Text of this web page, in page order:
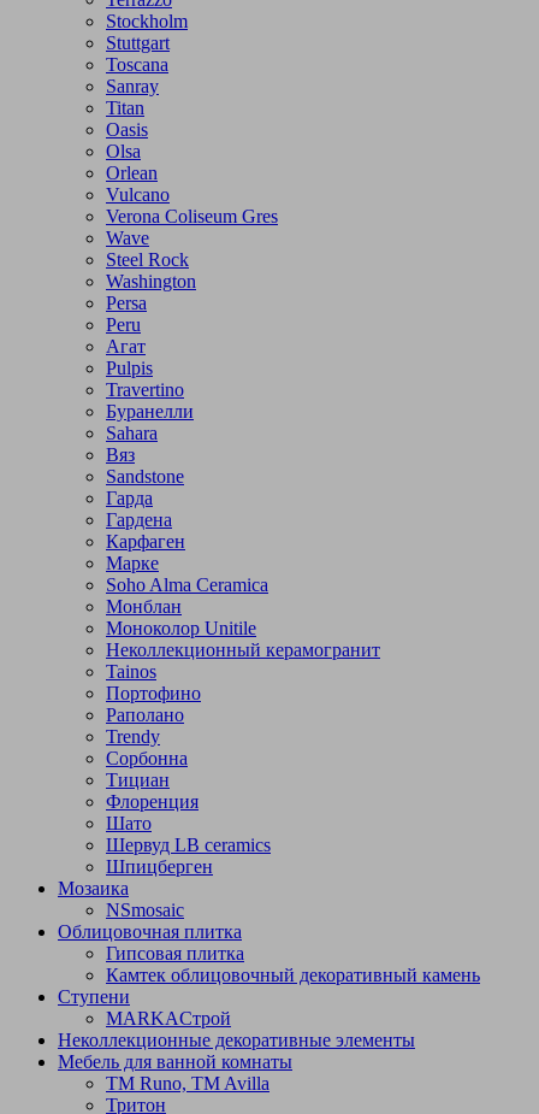
Stockholm
Stuttgart
Toscana
Sanray
Titan
Oasis
Olsa
Orlean
Vulcano
Verona Coliseum Gres
Wave
Steel Rock
Washington
Persa
Peru
Агат
Pulpis
Travertino
Буранелли
Sahara
Вяз
Sandstone
Гарда
Гардена
Карфаген
Марке
Soho Alma Ceramica
Монблан
Моноколор Unitile
Неколлекционный керамогранит
Tainos
Портофино
Раполано
Trendy
Сорбонна
Тициан
Флоренция
Шато
Шервуд LB ceramics
Шпицберген
Мозаика
NSmosaic
Облицовочная плитка
Гипсовая плитка
Камтек облицовочный декоративный камень
Ступени
МARKAСтрой
Неколлекционные декоративные элементы
Мебель для ванной комнаты
TM Runo, TM Avilla
Тритон